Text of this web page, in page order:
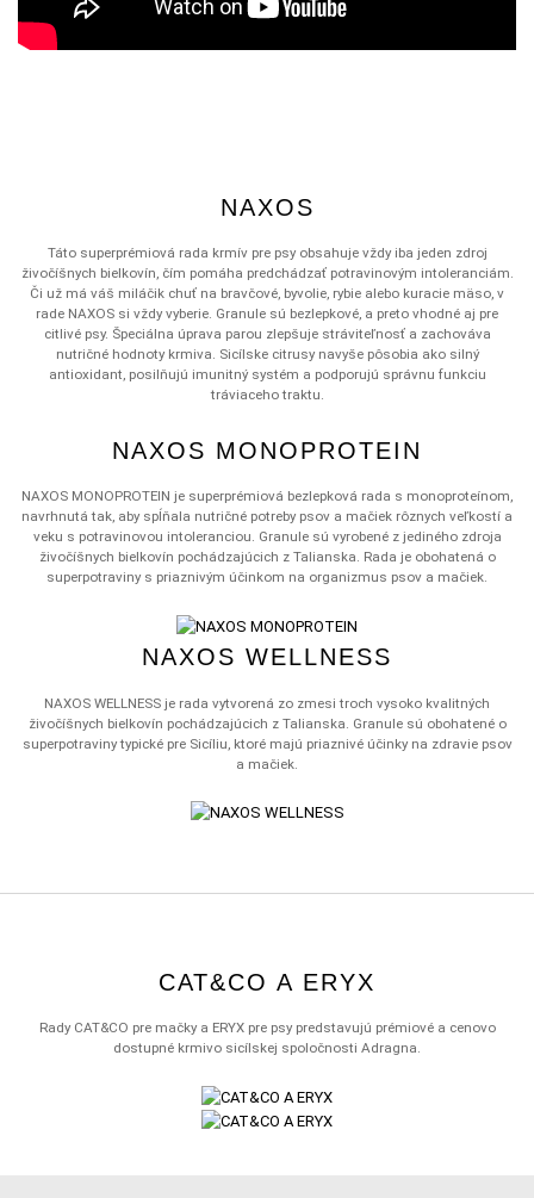
NAXOS
Táto superprémiová rada krmív pre psy obsahuje vždy iba jeden zdroj
živočíšnych bielkovín, čím pomáha predchádzať potravinovým intoleranciám.
Či už má váš miláčik chuť na bravčové, byvolie, rybie alebo kuracie mäso, v
rade NAXOS si vždy vyberie. Granule sú bezlepkové, a preto vhodné aj pre
citlivé psy. Špeciálna úprava parou zlepšuje stráviteľnosť a zachováva
nutričné hodnoty krmiva. Sicílske citrusy navyše pôsobia ako silný
antioxidant, posilňujú imunitný systém a podporujú správnu funkciu
tráviaceho traktu.
NAXOS MONOPROTEIN
NAXOS MONOPROTEIN je superprémiová bezlepková rada s monoproteínom,
navrhnutá tak, aby spĺňala nutričné potreby psov a mačiek rôznych veľkostí a
veku s potravinovou intoleranciou. Granule sú vyrobené z jediného zdroja
živočíšnych bielkovín pochádzajúcich z Talianska. Rada je obohatená o
superpotraviny s priaznivým účinkom na organizmus psov a mačiek.
NAXOS WELLNESS
NAXOS WELLNESS je rada vytvorená zo zmesi troch vysoko kvalitných
živočíšnych bielkovín pochádzajúcich z Talianska. Granule sú obohatené o
superpotraviny typické pre Sicíliu, ktoré majú priaznivé účinky na zdravie psov
a mačiek.
CAT&CO A ERYX
Rady CAT&CO pre mačky a ERYX pre psy predstavujú prémiové a cenovo
dostupné krmivo sicílskej spoločnosti Adragna.